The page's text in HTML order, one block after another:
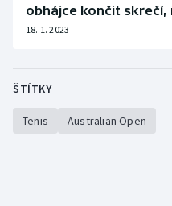
Rychlobruslení
obhájce končit skrečí,
18. 1. 2023
ŠTÍTKY
Tenis Australian Open